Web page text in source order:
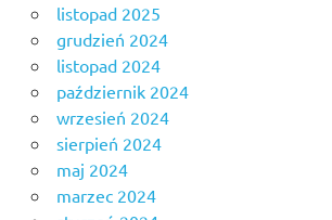
listopad 2025
grudzień 2024
listopad 2024
październik 2024
wrzesień 2024
sierpień 2024
maj 2024
marzec 2024